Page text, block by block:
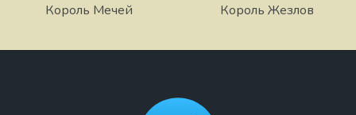
Король Мечей
Король Жезлов